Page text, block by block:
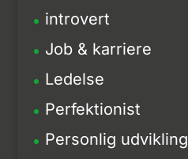
introvert
Job & karriere
Ledelse
Perfektionist
Personlig udvikling